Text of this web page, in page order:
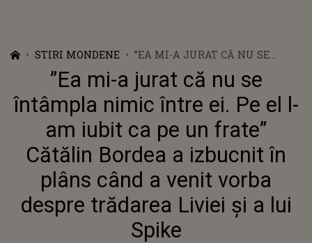
STIRI MONDENE
”EA MI-A JURAT CĂ NU SE
ÎNTÂMPLA NIMIC ÎNTRE EI. PE
EL L-AM IUBIT CA PE UN
FRATE” CĂTĂLIN BORDEA A
IZBUCNIT ÎN PLÂNS CÂND A
VENIT VORBA DESPRE
TRĂDAREA LIVIEI ȘI A LUI
SPIKE
”Ea mi-a jurat că nu se
întâmpla nimic între ei. Pe el l-
am iubit ca pe un frate”
Cătălin Bordea a izbucnit în
plâns când a venit vorba
despre trădarea Liviei și a lui
Spike